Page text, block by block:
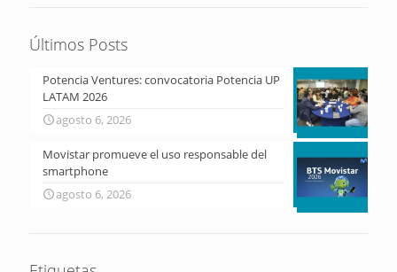
Últimos Posts
Potencia Ventures: convocatoria Potencia UP
LATAM 2026
agosto 6, 2026
Movistar promueve el uso responsable del
smartphone
agosto 6, 2026